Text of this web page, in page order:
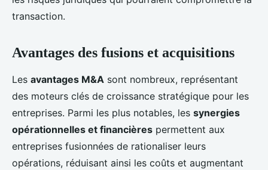
transaction.
Avantages des fusions et acquisitions
Les avantages M&A sont nombreux, représentant
des moteurs clés de croissance stratégique pour les
entreprises. Parmi les plus notables, les synergies
opérationnelles et financières permettent aux
entreprises fusionnées de rationaliser leurs
opérations, réduisant ainsi les coûts et augmentant